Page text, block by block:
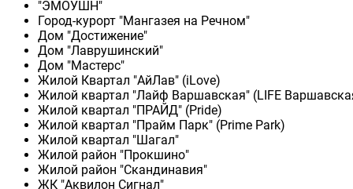
"ЭМОУШН"
Город-курорт "Мангазея на Речном"
Дом "Достижение"
Дом "Лаврушинский"
Дом "Мастерс"
Жилой Квартал "АйЛав" (iLove)
Жилой квартал "Лайф Варшавская" (LIFE
Жилой квартал "ПРАЙД" (Pride)
Жилой квартал "Прайм Парк" (Prime Park)
Жилой квартал "Шагал"
Жилой район "Прокшино"
Жилой район "Скандинавия"
ЖК "Аквилон Сигнал"